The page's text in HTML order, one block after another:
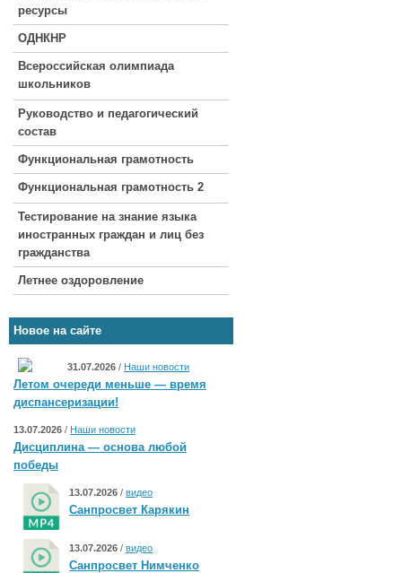
ресурсы
ОДНКНР
Всероссийская олимпиада
школьников
Руководство и педагогический
состав
Функциональная грамотность
Функциональная грамотность 2
Тестирование на знание языка
иностранных граждан и лиц без
гражданства
Летнее оздоровление
Новое на сайте
31.07.2026 / Наши новости
Летом очереди меньше — время
диспансеризации!
13.07.2026 / Наши новости
Дисциплина — основа любой
победы
13.07.2026 / видео
Санпросвет Карякин
13.07.2026 / видео
Санпросвет Нимченко